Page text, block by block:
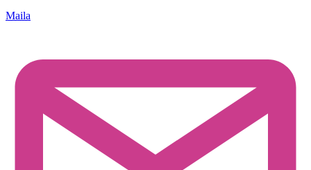
Maila